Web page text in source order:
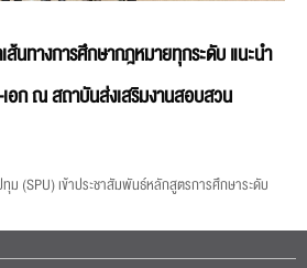
นทางการศึกษากฎหมายทุกระดับ แนะนำ
ก ณ สถาบันส่งเสริมงานสอบสวน
(SPU) เข้าประชาสัมพันธ์หลักสูตรการศึกษาระดับ